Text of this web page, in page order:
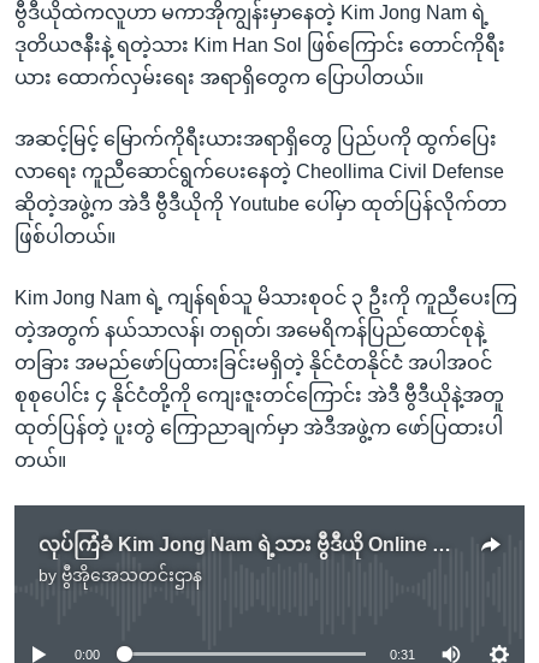
ဗွီဒီယိုထဲကလူဟာ မကာအိုကျွန်းမှာနေတဲ့ Kim Jong Nam ရဲ့
ဒုတိယဇနီးနဲ့ ရတဲ့သား Kim Han Sol ဖြစ်ကြောင်း တောင်ကိုရီး
ယား ထောက်လှမ်းရေး အရာရှိတွေက ပြောပါတယ်။
အဆင့်မြင့် မြောက်ကိုရီးယားအရာရှိတွေ ပြည်ပကို ထွက်ပြေး
လာရေး ကူညီဆောင်ရွက်ပေးနေတဲ့ Cheollima Civil Defense
ဆိုတဲ့အဖွဲ့က အဲဒီ ဗွီဒီယိုကို Youtube ပေါ်မှာ ထုတ်ပြန်လိုက်တာ
ဖြစ်ပါတယ်။
Kim Jong Nam ရဲ့ ကျန်ရစ်သူ မိသားစုဝင် ၃ ဦးကို ကူညီပေးကြ
တဲ့အတွက် နယ်သာလန်၊ တရုတ်၊ အမေရိကန်ပြည်ထောင်စုနဲ့
တခြား အမည်ဖော်ပြထားခြင်းမရှိတဲ့ နိုင်ငံတနိုင်ငံ အပါအဝင်
စုစုပေါင်း ၄ နိုင်ငံတို့ကို ကျေးဇူးတင်ကြောင်း အဲဒီ ဗွီဒီယိုနဲ့အတူ
ထုတ်ပြန်တဲ့ ပူးတွဲ ကြောညာချက်မှာ အဲဒီအဖွဲ့က ဖော်ပြထားပါ
တယ်။
လုပ်ကြံခံ Kim Jong Nam ရဲ့သား ဗွီဒီယို Online မှာ ထွက်ပေါ်
by ဗွီအိုအေသတင်းဌာန
No media source currently available
0:00 0:31